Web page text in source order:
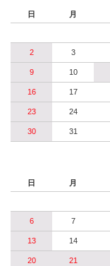
日 月
2 3
9 10
16 17
23 24
30 31
日 月
6 7
13 14
20 21